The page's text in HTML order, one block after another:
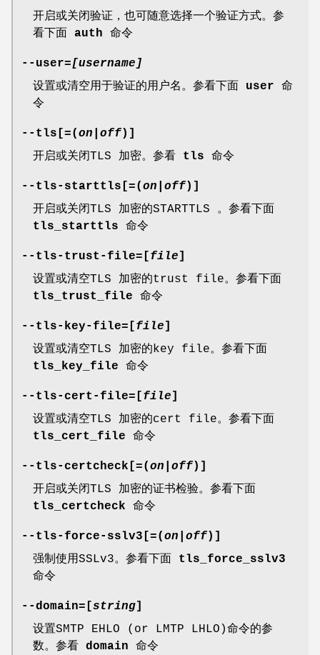
开启或关闭验证，也可随意选择一个验证方式。参
看下面 auth 命令
--user=[username]
设置或清空用于验证的用户名。参看下面 user 命
令
--tls[=(on off)]
开启或关闭TLS 加密。参看 tls 命令
--tls-starttls[=(on off)]
开启或关闭TLS 加密的STARTTLS 。参看下面
tls_starttls 命令
--tls-trust-file=[file]
设置或清空TLS 加密的trust file。参看下面
tls_trust_file 命令
--tls-key-file=[file]
设置或清空TLS 加密的key file。参看下面
tls_key_file 命令
--tls-cert-file=[file]
设置或清空TLS 加密的cert file。参看下面
tls_cert_file 命令
--tls-certcheck[=(on off)]
开启或关闭TLS 加密的证书检验。参看下面
tls_certcheck 命令
--tls-force-sslv3[=(on off)]
强制使用SSLv3。参看下面 tls_force_sslv3
命令
--domain=[string]
设置SMTP EHLO (or LMTP LHLO)命令的参
数。参看 domain 命令